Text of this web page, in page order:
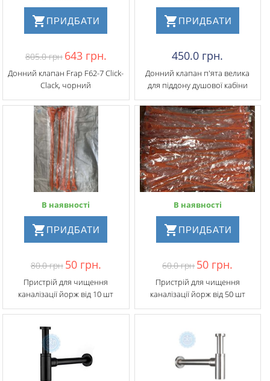
ПРИДБАТИ
805.0 грн 643 грн.
Донний клапан Frap F62-7 Click-
Clack, чорний
ПРИДБАТИ
450.0 грн.
Донний клапан п'ята велика
для піддону душової кабіни
В наявності
ПРИДБАТИ
80.0 грн 50 грн.
Пристрій для чищення
каналізації йорж від 10 шт
В наявності
ПРИДБАТИ
60.0 грн50 грн.
Пристрій для чищення
каналізації йорж від 50 шт​